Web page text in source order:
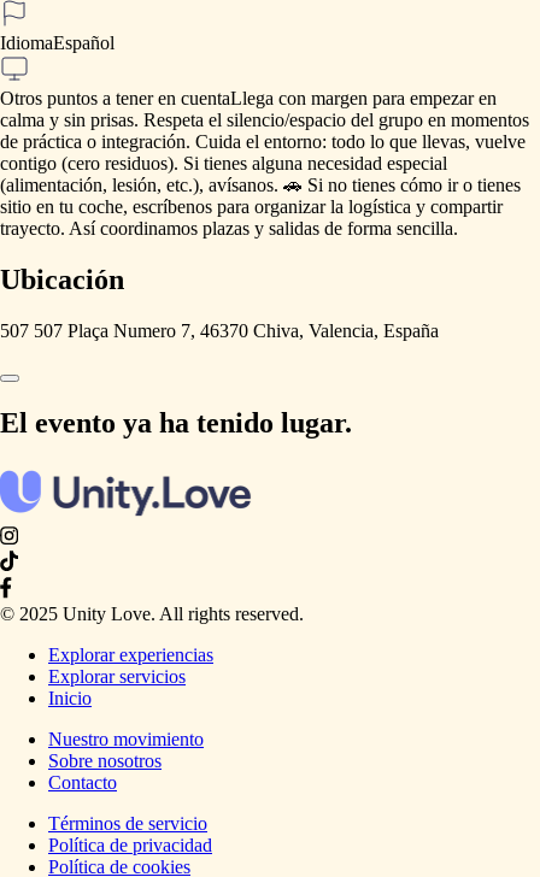
IdiomaEspañol
Otros puntos a tener en cuentaLlega con margen para empezar en
calma y sin prisas. Respeta el silencio​/​espacio del grupo en momentos
de práctica o integración. Cuida el entorno: todo lo que llevas, vuelve
contigo (cero residuos). Si tienes alguna necesidad especial
(alimentación, lesión, etc.), avísanos. 🚗 Si no tienes cómo ir o tienes
sitio en tu coche, escríbenos para organizar la logística y compartir
trayecto. Así coordinamos plazas y salidas de forma sencilla.
Ubicación
507 507 Plaça Numero 7, 46370 Chiva, Valencia, España
El evento ya ha tenido lugar.
© 2025 Unity Love. All rights reserved.
Explorar experiencias
Explorar servicios
Inicio
Nuestro movimiento
Sobre nosotros
Contacto
Términos de servicio
Política de privacidad
Política de cookies